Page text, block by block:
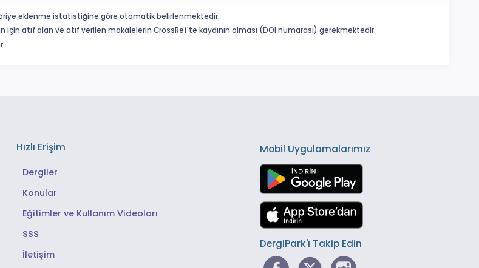
eklenme istatistiğine göre otomatik belirlenmektedir.
atıf alan ve atıf verilen makalelerin CrossRef'te kaydının olması (DOI numarası) gerekmektedir.
Hızlı Erişim
Dergiler
Konular
Eğitimler ve Kullanım Videoları
SSS
İletişim
Mobil Uygulamalarımız
DergiPark'ı Takip Edin